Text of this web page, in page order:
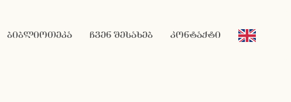
ბიბლიოთეკა ჩვენ შესახებ კონტაქტი